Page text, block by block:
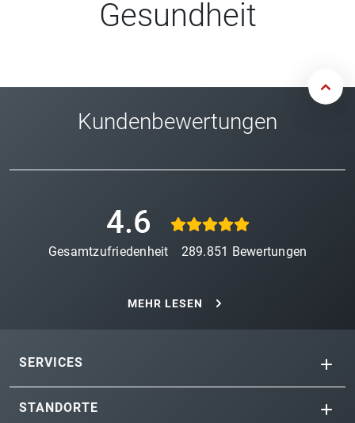
Gesundheit
Kundenbewertungen
4.6
Gesamtzufriedenheit 289.851 Bewertungen
MEHR LESEN
SERVICES
STANDORTE